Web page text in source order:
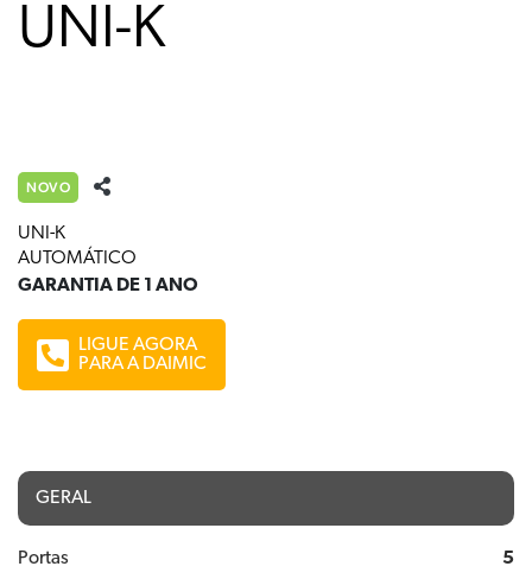
UNI-K
NOVO
UNI-K
AUTOMÁTICO
GARANTIA DE 1 ANO
LIGUE AGORA
PARA A DAIMIC
GERAL
Portas
5